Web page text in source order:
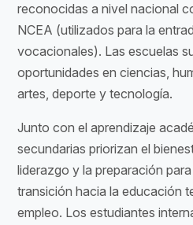
reconocidas a nivel nacional
NCEA (utilizados para la
vocacionales). Las escuelas
oportunidades en ciencias,
artes, deporte y tecnología.
Junto con el aprendizaje
secundarias priorizan el
liderazgo y la preparación
transición hacia la educación
empleo. Los estudiantes